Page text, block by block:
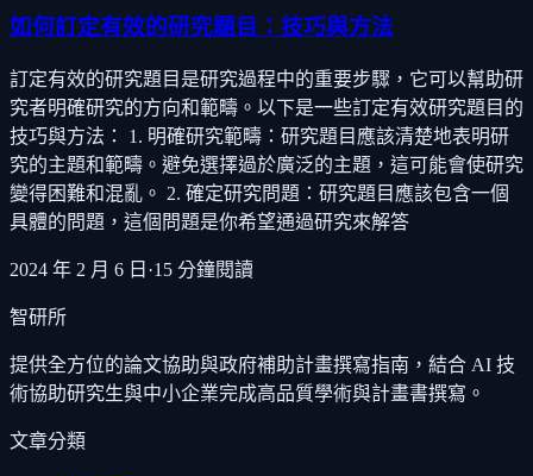
如何訂定有效的研究題目：技巧與方法
訂定有效的研究題目是研究過程中的重要步驟，它可以幫助研
究者明確研究的方向和範疇。以下是一些訂定有效研究題目的
技巧與方法： 1. 明確研究範疇：研究題目應該清楚地表明研
究的主題和範疇。避免選擇過於廣泛的主題，這可能會使研究
變得困難和混亂。 2. 確定研究問題：研究題目應該包含一個
具體的問題，這個問題是你希望通過研究來解答
2024 年 2 月 6 日 ·15 分鐘閱讀
智研所
提供全方位的論文協助與政府補助計畫撰寫指南，結合 AI 技
術協助研究生與中小企業完成高品質學術與計畫書撰寫。
文章分類